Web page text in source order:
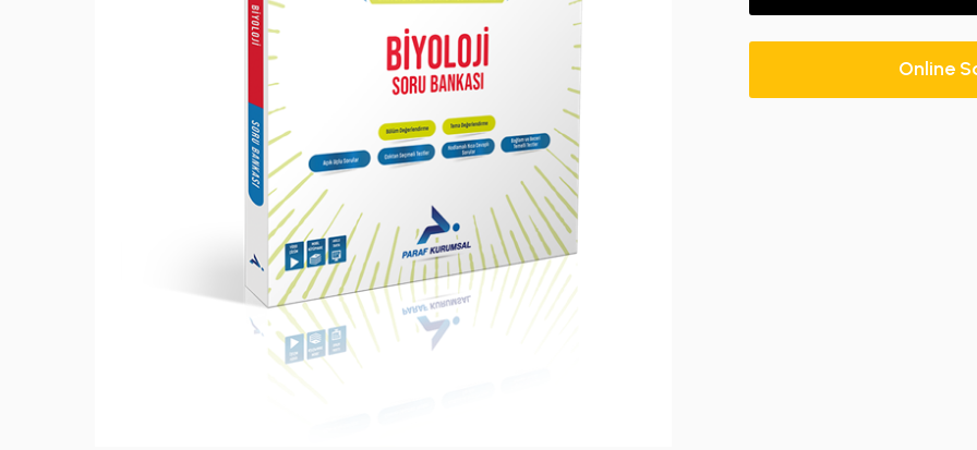
Online